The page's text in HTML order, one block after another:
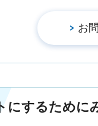
にするために